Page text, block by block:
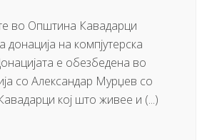
во Општина Кавадарци
донација на компјутерска
е обезбедена во
со Александар Мурџев со
кој што живее и (...)